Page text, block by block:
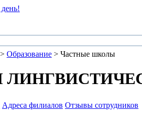
> Образование > Частные школы
Адреса филиалов Отзывы сотрудников